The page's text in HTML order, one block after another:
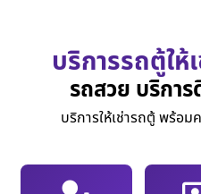
บริการรถตู้ใ
รถสวย บริกา
บริการให้เช่ารถตู้ พร้อ